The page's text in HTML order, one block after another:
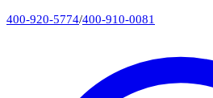
400-920-5774/400-910-0081